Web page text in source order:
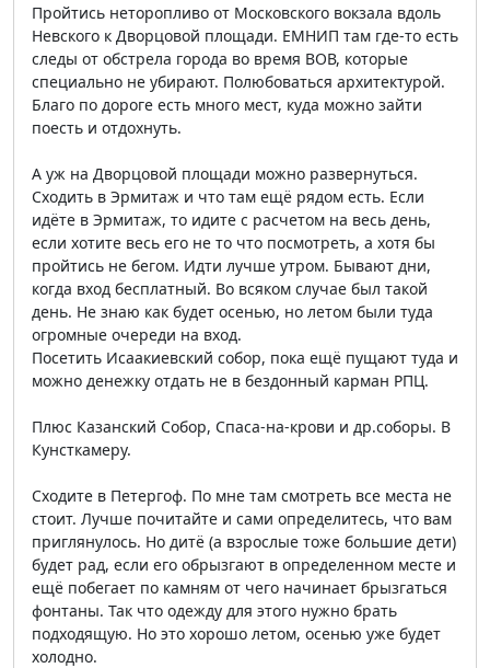
Пройтись неторопливо от Московского вокзала вдоль
Невского к Дворцовой площади. ЕМНИП там где-то есть
следы от обстрела города во время ВОВ, которые
специально не убирают. Полюбоваться архитектурой.
Благо по дороге есть много мест, куда можно зайти
поесть и отдохнуть.
А уж на Дворцовой площади можно развернуться.
Сходить в Эрмитаж и что там ещё рядом есть. Если
идёте в Эрмитаж, то идите с расчетом на весь день,
если хотите весь его не то что посмотреть, а хотя бы
пройтись не бегом. Идти лучше утром. Бывают дни,
когда вход бесплатный. Во всяком случае был такой
день. Не знаю как будет осенью, но летом были туда
огромные очереди на вход.
Посетить Исаакиевский собор, пока ещё пущают туда и
можно денежку отдать не в бездонный карман РПЦ.
Плюс Казанский Собор, Спаса-на-крови и др.соборы. В
Кунсткамеру.
Сходите в Петергоф. По мне там смотреть все места не
стоит. Лучше почитайте и сами определитесь, что вам
приглянулось. Но дитё (а взрослые тоже большие дети)
будет рад, если его обрызгают в определенном месте и
ещё побегает по камням от чего начинает брызгаться
фонтаны. Так что одежду для этого нужно брать
подходящую. Но это хорошо летом, осенью уже будет
холодно.